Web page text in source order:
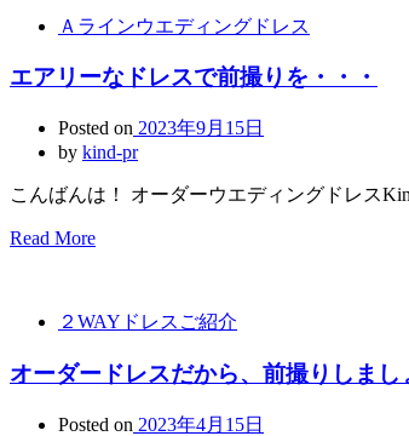
Ａラインウエディングドレス
エアリーなドレスで前撮りを・・・
Posted on 2023年9月15日
by kind-pr
こんばんは！ オーダーウエディングドレス
Read More
２WAYドレスご紹介
オーダードレスだから、前撮りしまし
Posted on 2023年4月15日